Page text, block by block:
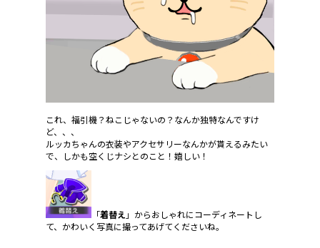
これ、福引機？ねこじゃないの？なんか独特なんですけ
ど、、、
ルッカちゃんの衣装やアクセサリーなんかが貰えるみたい
で、しかも空くじナシとのこと！嬉しい！
「着替え 」からおしゃれにコーディネートし
て、かわいく写真に撮ってあげてくださいね。